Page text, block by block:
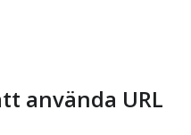
använda URL